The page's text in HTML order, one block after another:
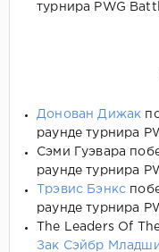
турнира PWG
Донован Дижак
раунде турнира
Сэми Гуэвара
раунде турнира
Трэвис Бэнкс
раунде турнира
The Leaders Of
Зак Сэйбр